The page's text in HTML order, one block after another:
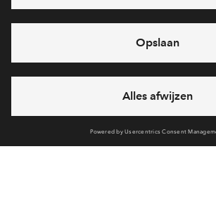
712 21 05
6 dagen per week beschikbaar
feestdagen)
vandaag gesloten, maandag zijn we
bereikbaar